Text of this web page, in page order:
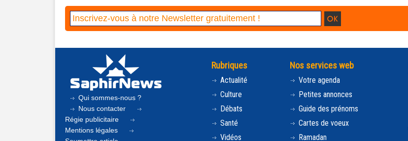
Qui sommes-nous ?
Nous contacter
Régie publicitaire
Mentions légales
Rubriques
Actualité
Culture
Débats
Santé
Vidéos
Nos services web
Votre agenda
Petites annonces
Guide des prénoms
Cartes de voeux
Ramadan